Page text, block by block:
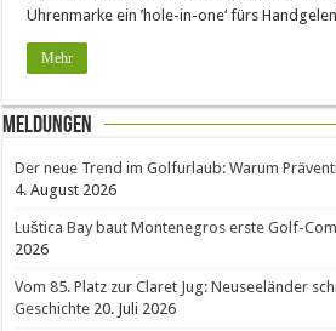
Uhrenmarke ein ’hole-in-one‘ fürs
Mehr
Meldungen
Der neue Trend im Golfurlaub: Warum
4. August 2026
Luštica Bay baut Montenegros erste Golf-
2026
Vom 85. Platz zur Claret Jug: Neuseeländer
Geschichte 20. Juli 2026